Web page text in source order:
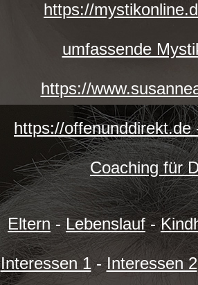
https://
umfassende
https://
https://offenunddirekt.de
Coaching für
Eltern-Lebenslauf-
Interessen 1-Interessen 2